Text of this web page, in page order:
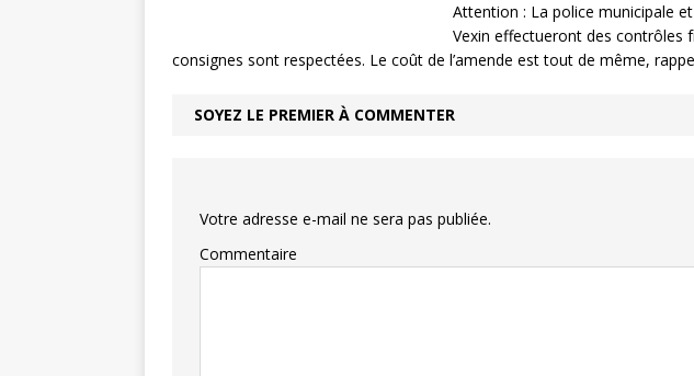
Attention : La police municipale
Vexin effectueront des contrôles
consignes sont respectées. Le coût de l’amende est tout de même,
SOYEZ LE PREMIER À COMMENTER
Votre adresse e-mail ne sera pas publiée.
Commentaire